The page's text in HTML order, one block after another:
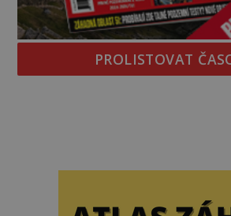
PROLISTOVAT